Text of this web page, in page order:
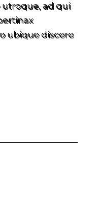
utroque, ad qui
ubique discere